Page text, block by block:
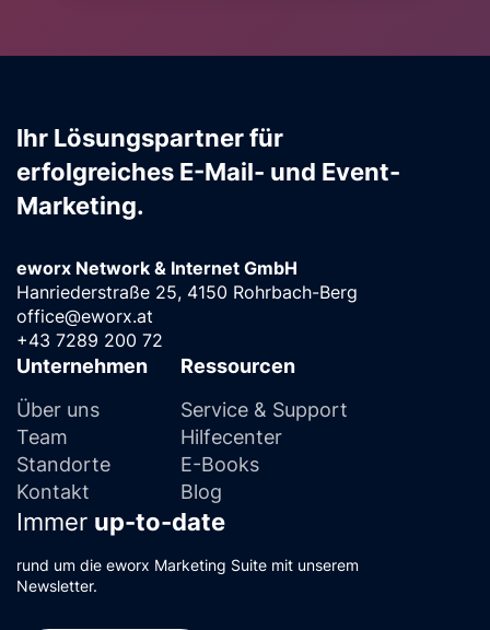
Ihr Lösungspartner für
erfolgreiches E-Mail- und Event-
Marketing.
eworx Network & Internet GmbH
Hanriederstraße 25, 4150 Rohrbach-Berg
office@eworx.at
+43 7289 200 72
Unternehmen
Über uns
Team
Standorte
Kontakt
Ressourcen
Service & Support
Hilfecenter
E-Books
Blog
Immer up-to-date
rund um die eworx Marketing Suite mit unserem
Newsletter.